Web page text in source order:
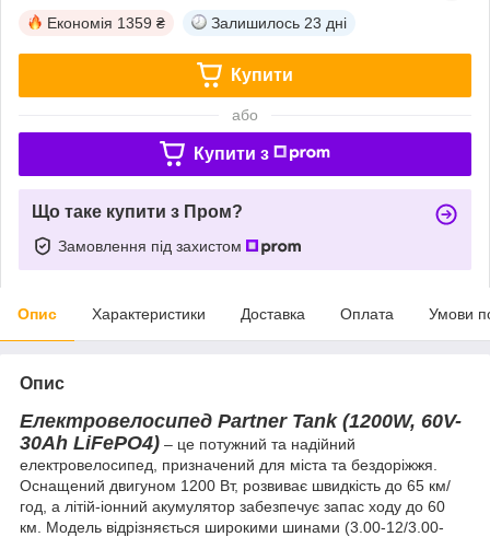
Економія 1359 ₴ Залишилось 23 дні
Купити
або
Купити з
Що таке купити з Пром?
Замовлення під захистом
Опис Характеристики Доставка Оплата Умови
Опис
Електровелосипед Partner Tank (1200W, 60V-
30Ah LiFePO4) – це потужний та надійний
електровелосипед, призначений для міста та бездоріжжя.
Оснащений двигуном 1200 Вт, розвиває швидкість до 65 км/
год, а літій-іонний акумулятор забезпечує запас ходу до 60
км. Модель відрізняється широкими шинами (3.00-12/3.00-